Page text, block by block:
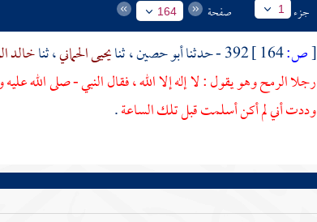
جزء 1 صفحة 164
[ص: 392 - حدثنا أبو حصين، ثنايحيى الحماني، ثناخالد
رجلا الرمح وهو يقول : لا إله إلا الله ، فقال النبي - صلى الله
وددت أني لم أكن أسلمت قبل تلك الساعة.